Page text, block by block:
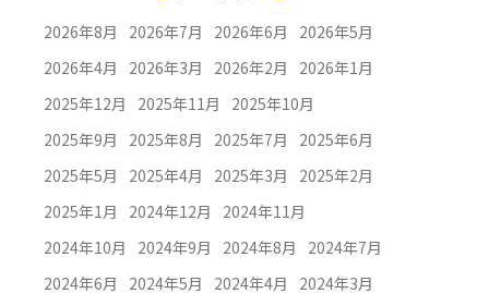
2026年8月 2026年7月 2026年6月
2026年5月
2026年4月
2026年3月 2026年2月
2026年1月
2025年12月
2025年11月
2025年10月
2025年9月
2025年8月 2025年7月
2025年6月
2025年5月
2025年4月 2025年3月
2025年2月
2025年1月
2024年12月
2024年11月
2024年10月
2024年9月 2024年8月
2024年7月
2024年6月
2024年5月 2024年4月
2024年3月